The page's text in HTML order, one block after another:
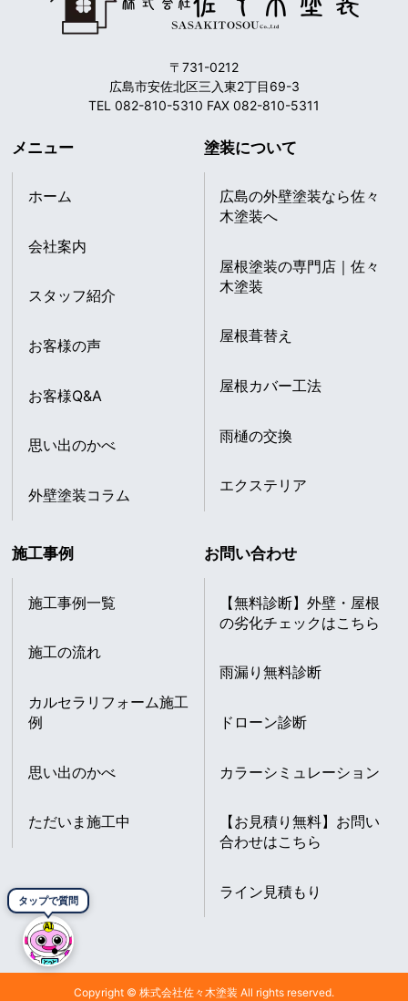
タップで質問
〒731-0212
広島市安佐北区三入東2丁目69-3
TEL 082-810-5310 FAX 082-810-5311
メニュー
ホーム
会社案内
スタッフ紹介
お客様の声
お客様Q&A
思い出のかべ
外壁塗装コラム
塗装について
広島の外壁塗装なら佐々
木塗装へ
屋根塗装の専門店｜佐々
木塗装
屋根葺替え
屋根カバー工法
雨樋の交換
エクステリア
施工事例
施工事例一覧
施工の流れ
カルセラリフォーム施工
例
思い出のかべ
ただいま施工中
お問い合わせ
【無料診断】外壁・屋根
の劣化チェックはこちら
雨漏り無料診断
ドローン診断
カラーシミュレーション
【お見積り無料】お問い
合わせはこちら
ライン見積もり
Copyright © 株式会社佐々木塗装 All rights reserved.